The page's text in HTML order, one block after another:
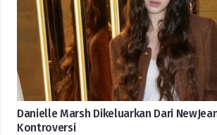
Danielle Marsh Dikeluarkan Dari
Kontroversi